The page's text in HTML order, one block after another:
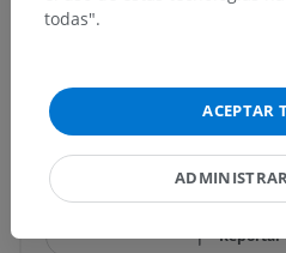
¿Ha detectado un error?
No dude en sugerir una
mejora de contenido.
Reportar
todas".
ACEPTAR